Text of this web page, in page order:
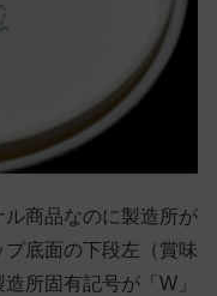
商品なのに製造所が
底面の下段左（賞味
所固有記号が「W」